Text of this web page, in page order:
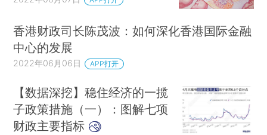
香港财政司长陈茂波：如何深化香港国际金融
中心的发展
2022年06月06日 APP打开
【数据深挖】稳住经济的一揽
子政策措施（一）：图解七项
财政主要指标